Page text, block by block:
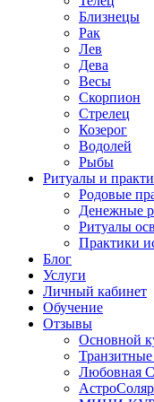
Близнецы
Рак
Лев
Дева
Весы
Скорпион
Стрелец
Козерог
Водолей
Рыбы
Ритуалы и
Родовые
Денежные
Ритуалы
Практики
Блог
Услуги
Личный кабинет
Обучение
Отзывы
Основной
Любовная